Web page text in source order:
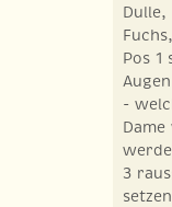
Dulle,
Pos 1
-
3